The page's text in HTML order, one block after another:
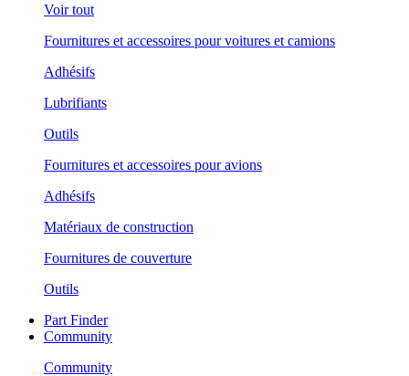
Voir tout
Fournitures et accessoires pour voitures et camions
Adhésifs
Lubrifiants
Outils
Fournitures et accessoires pour avions
Adhésifs
Matériaux de construction
Fournitures de couverture
Outils
Part Finder
Community
Community